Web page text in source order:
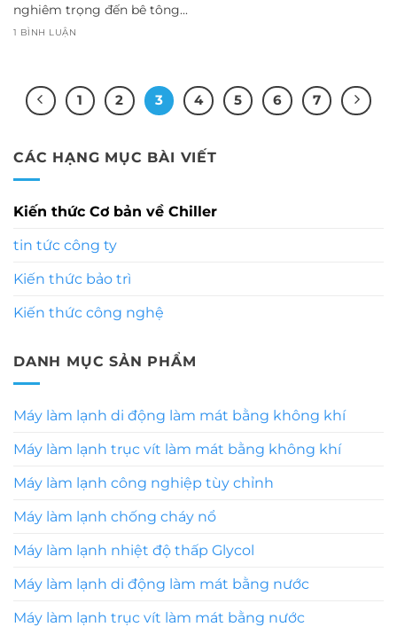
nghiêm trọng đến bê tông...
1 BÌNH LUẬN
1 2 3 4 5 6 7
CÁC HẠNG MỤC BÀI VIẾT
Kiến thức Cơ bản về Chiller
tin tức công ty
Kiến thức bảo trì
Kiến thức công nghệ
DANH MỤC SẢN PHẨM
Máy làm lạnh di động làm mát bằng không khí
Máy làm lạnh trục vít làm mát bằng không khí
Máy làm lạnh công nghiệp tùy chỉnh
Máy làm lạnh chống cháy nổ
Máy làm lạnh nhiệt độ thấp Glycol
Máy làm lạnh di động làm mát bằng nước
Máy làm lạnh trục vít làm mát bằng nước